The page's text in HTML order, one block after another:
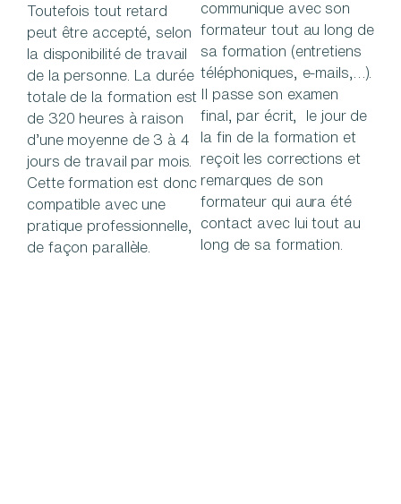
Toutefois tout retard
peut être accepté, selon
la disponibilité de travail
de la personne. La durée
totale de la formation est
de 320 heures à raison
d’une moyenne de 3 à 4
jours de travail par mois.
Cette formation est donc
compatible avec une
pratique professionnelle,
de façon parallèle.
communique avec son
formateur tout au long de
sa formation (entretiens
téléphoniques, e-mails,…).
Il passe son examen
final, par écrit, le jour de
la fin de la formation et
reçoit les corrections et
remarques de son
formateur qui aura été
contact avec lui tout au
long de sa formation.